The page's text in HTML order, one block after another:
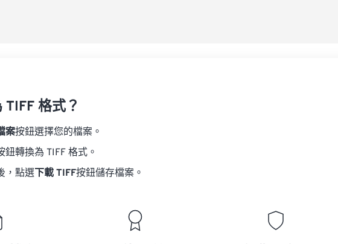
格式？
案按鈕選擇您的檔案。
鈕轉換為 TIFF 格式。
，點選 下載 TIFF按鈕儲存檔案。